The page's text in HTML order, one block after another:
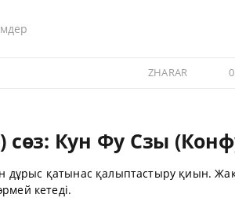
ZHARAR 0
Кун Фу Сзы
дұрыс қатынас қалыптастыру қиын.
кетеді.